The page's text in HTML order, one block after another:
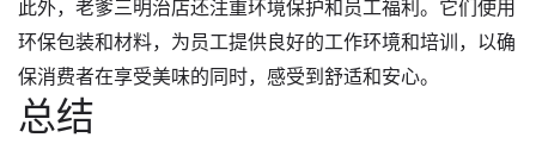
此外，老爹三明治店还注重环境保护和员工福利。它们使用
环保包装和材料，为员工提供良好的工作环境和培训，以确
保消费者在享受美味的同时，感受到舒适和安心。
总结